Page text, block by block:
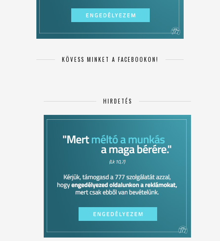
KÖVESS MINKET A FACEBOOKON!
HIRDETÉS